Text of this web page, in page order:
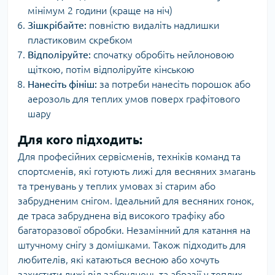
мінімум 2 години (краще на ніч)
Зішкрібайте: повністю видаліть надлишки
пластиковим скребком
Відполіруйте: спочатку обробіть нейлоновою
щіткою, потім відполіруйте кінською
Нанесіть фініш: за потреби нанесіть порошок або
аерозоль для теплих умов поверх графітового
шару
Для кого підходить:
Для професійних сервісменів, техніків команд та
спортсменів, які готують лижі для весняних змагань
та тренувань у теплих умовах зі старим або
забрудненим снігом. Ідеальний для весняних гонок,
де траса забруднена від високого трафіку або
багаторазової обробки. Незамінний для катання на
штучному снігу з домішками. Також підходить для
любителів, які катаються весною або хочуть